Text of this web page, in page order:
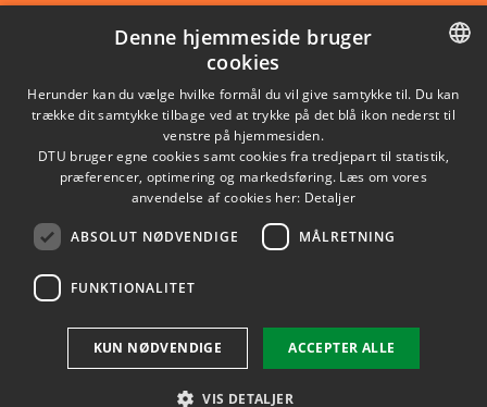
Job og karriere
LINKEDIN
YOUTUBE
Tilgængelighedserklæring
DANISH
ENGLISH
Denne hjemmeside bruger
cookies
Herunder kan du vælge hvilke formål du vil give samtykke til. Du kan
trække dit samtykke tilbage ved at trykke på det blå ikon nederst til
venstre på hjemmesiden.
DTU bruger egne cookies samt cookies fra tredjepart til statistik,
præferencer, optimering og markedsføring. Læs om vores
anvendelse af cookies her: Detaljer
ABSOLUT NØDVENDIGE MÅLRETNING
FUNKTIONALITET
ACCEPTER ALLE
KUN NØDVENDIGE
VIS DETALJER